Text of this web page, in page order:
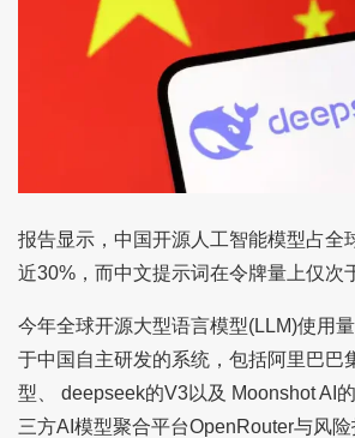
报告显示，中国开源人工智能模型占全
近30%，而中文提示词在令牌量上仅次
今年全球开源大型语言模型(LLM)使用
于中国自主研发的系统，包括阿里巴巴
型、 deepseek的V3以及 Moonshot AI
三方AI模型聚合平台OpenRouter与风险